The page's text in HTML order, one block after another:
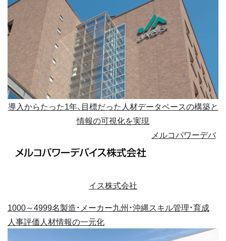
導入からたった1年、目標だった人材データベースの構築と
情報の可視化を実現
メルコパワーデバ
イス株式会社
1000～4999名製造・メーカー九州・沖縄スキル管理・育成
人事評価人材情報の一元化